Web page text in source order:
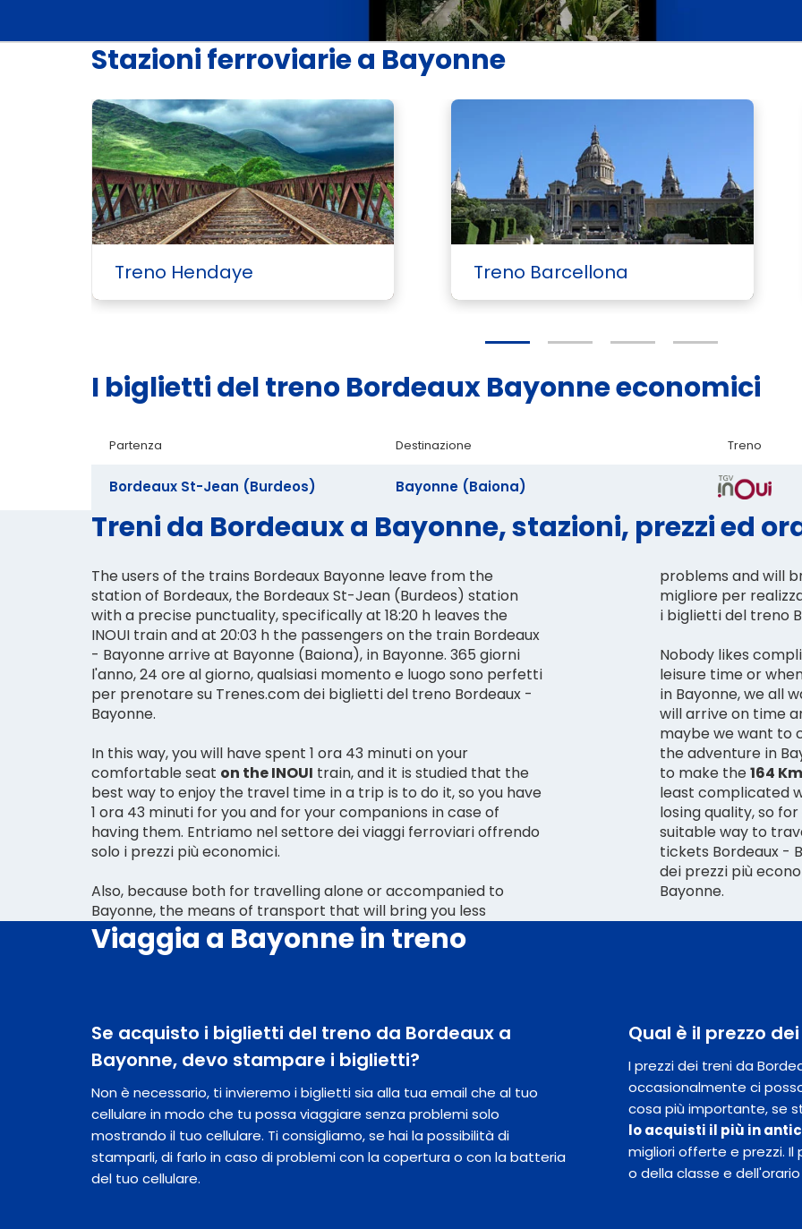
Stazioni ferroviarie a Bayonne
Treno Hendaye Treno Barcellona
I biglietti del treno Bordeaux Bayonne economici
Partenza Destinazione Treno
Bordeaux St-Jean (Burdeos) Bayonne (Baiona)
Treni da Bordeaux a Bayonne, stazioni, prezzi ed
The users of the trains Bordeaux Bayonne leave from the
station of Bordeaux, the Bordeaux St-Jean (Burdeos) station
with a precise punctuality, specifically at 18:20 h leaves the
INOUI train and at 20:03 h the passengers on the train Bordeaux
- Bayonne arrive at Bayonne (Baiona), in Bayonne. 365 giorni
l'anno, 24 ore al giorno, qualsiasi momento e luogo sono perfetti
per prenotare su Trenes.com dei biglietti del treno Bordeaux -
Bayonne.
In this way, you will have spent 1 ora 43 minuti on your
comfortable seat on the INOUI train, and it is studied that the
best way to enjoy the travel time in a trip is to do it, so you have
1 ora 43 minuti for you and for your companions in case of
having them. Entriamo nel settore dei viaggi ferroviari offrendo
solo i prezzi più economici.
Also, because both for travelling alone or accompanied to
Bayonne, the means of transport that will bring you less
problems and will
migliore per
i biglietti del treno
Nobody likes
leisure time or
in Bayonne, we all
will arrive on time
maybe we want to
the adventure in
to make the164
least complicated
losing quality, so
suitable way to
tickets Bordeaux -
dei prezzi più
Bayonne.
Viaggia a Bayonne in treno
Se acquisto i biglietti del treno da Bordeaux a
Bayonne, devo stampare i biglietti?
Non è necessario, ti invieremo i biglietti sia alla tua email che al tuo
cellulare in modo che tu possa viaggiare senza problemi solo
mostrando il tuo cellulare. Ti consigliamo, se hai la possibilità di
stamparli, di farlo in caso di problemi con la copertura o con la batteria
del tuo cellulare.
Qual è il prezzo
I prezzi dei treni da
occasionalmente ci
cosa più importante, se
lo acquisti il ​​più in
migliori offerte e prezzi.
o della classe e